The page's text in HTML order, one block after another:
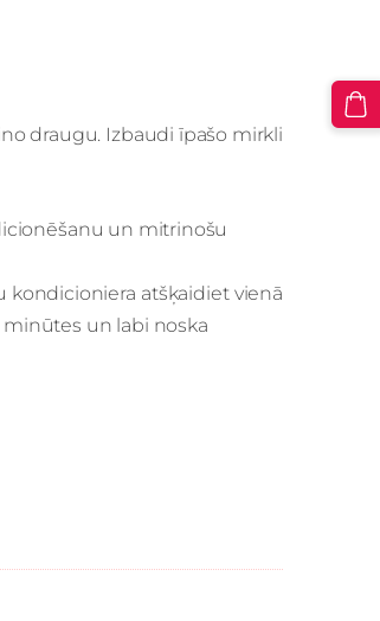
draugu. Izbaudi īpašo mirkli
un mitrinošu
kondicioniera atšķaidiet vienā
un labi noska